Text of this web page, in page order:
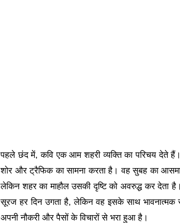
पहले छंद में, कवि एक आम शहरी व्यक्ति का परिचय देते
शोर और ट्रैफिक का सामना करता है। वह सुबह का
लेकिन शहर का माहौल उसकी दृष्टि को अवरुद्ध कर देता
सूरज हर दिन उगता है, लेकिन वह इसके साथ
अपनी नौकरी और पैसों के विचारों से भरा हुआ है।